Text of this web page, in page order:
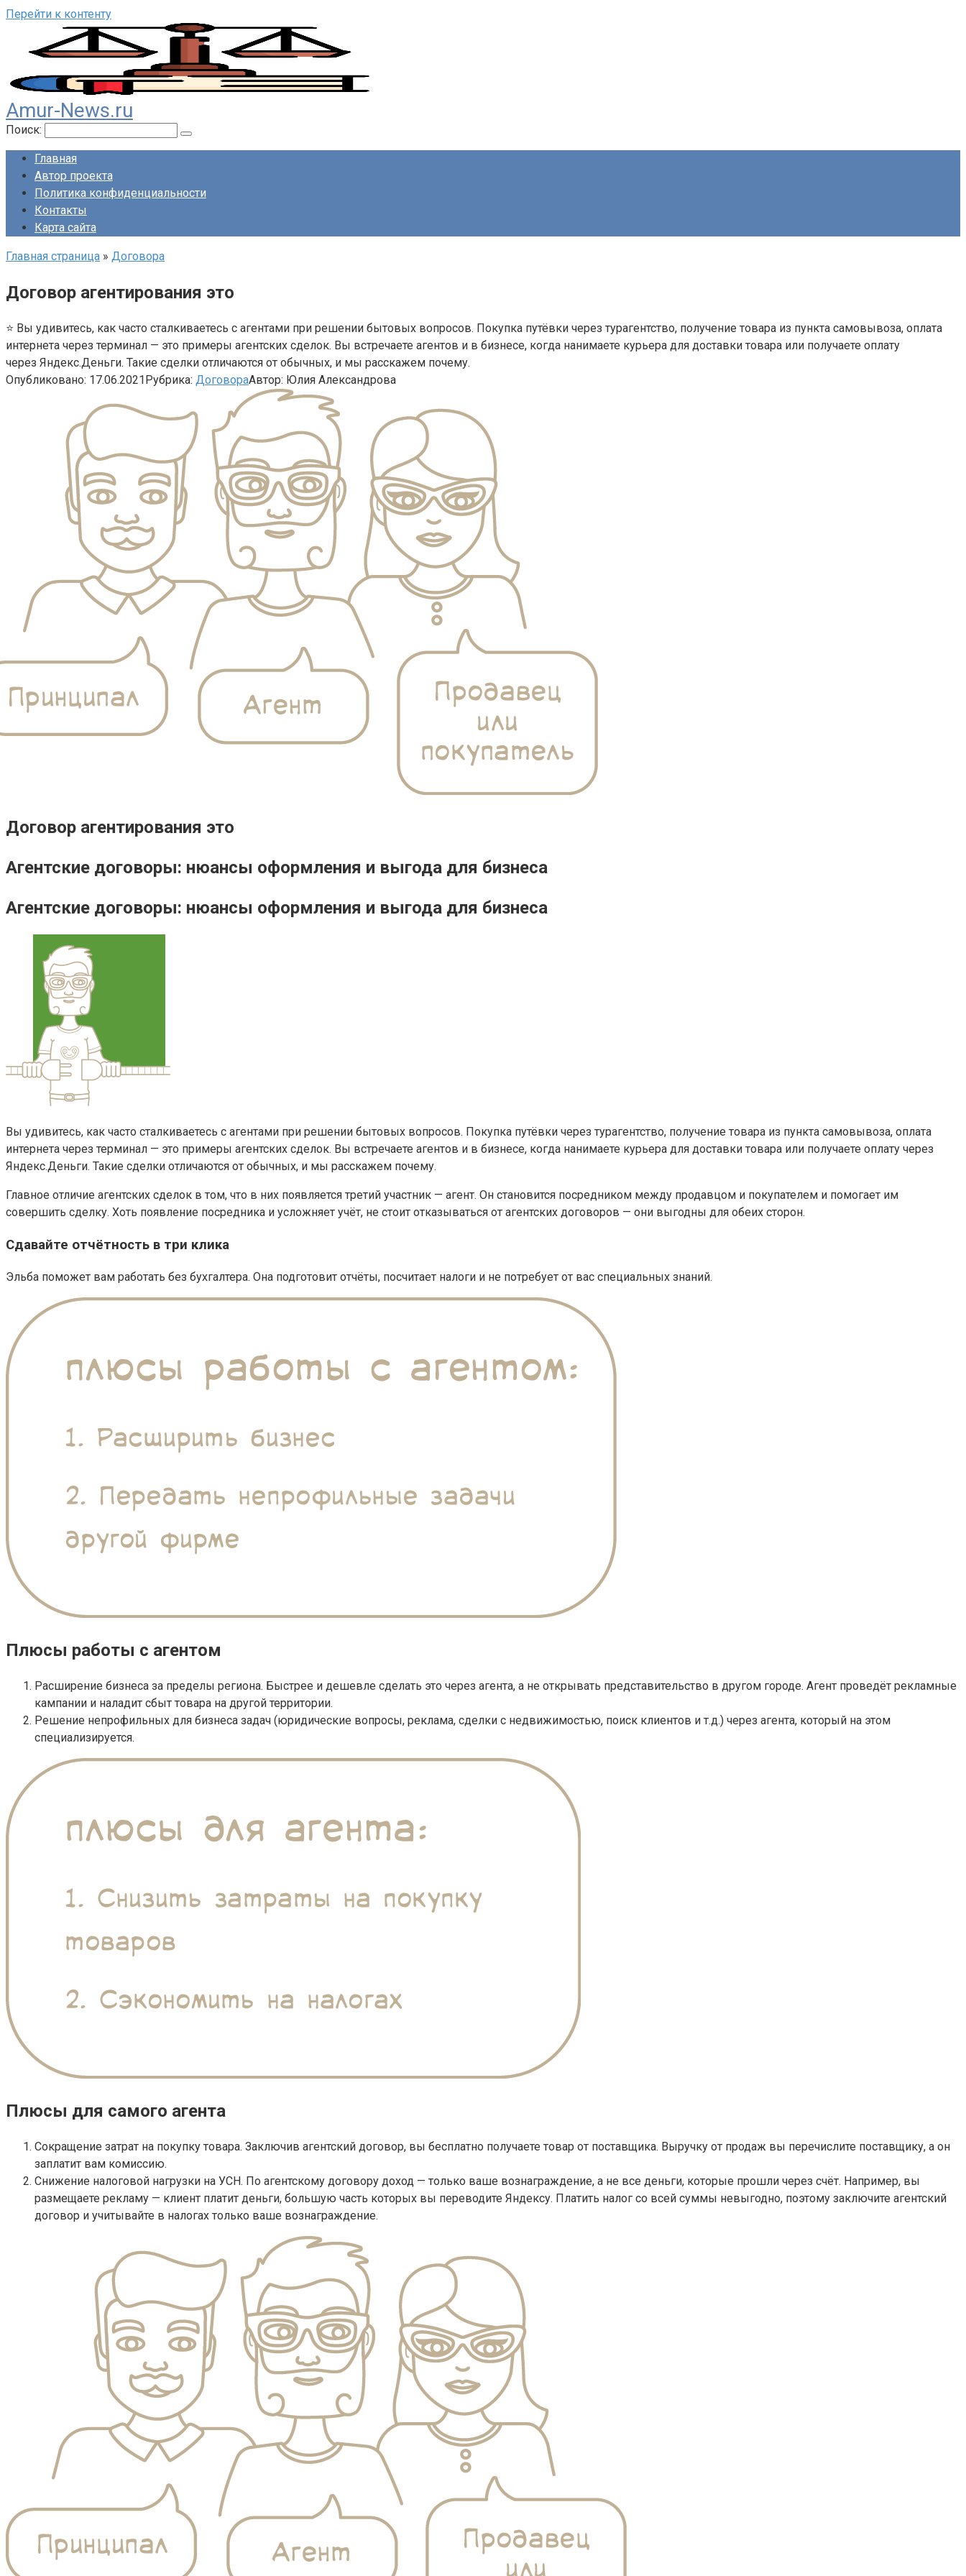
Перейти к контенту
Amur-News.ru
Поиск:
Главная
Автор проекта
Политика конфиденциальности
Контакты
Карта сайта
Главная страница » Договора
Договор агентирования это
⭐ Вы удивитесь, как часто сталкиваетесь с агентами при решении бытовых вопросов. Покупка путёвки через турагентство, получение товара из пункта самовывоза, оплата
интернета через терминал — это примеры агентских сделок. Вы встречаете агентов и в бизнесе, когда нанимаете курьера для доставки товара или получаете оплату
через Яндекс.Деньги. Такие сделки отличаются от обычных, и мы расскажем почему.
Опубликовано: 17.06.2021Рубрика: ДоговораАвтор: Юлия Александрова
Договор агентирования это
Агентские договоры: нюансы оформления и выгода для бизнеса
Агентские договоры: нюансы оформления и выгода для бизнеса
Вы удивитесь, как часто сталкиваетесь с агентами при решении бытовых вопросов. Покупка путёвки через турагентство, получение товара из пункта самовывоза, оплата
интернета через терминал — это примеры агентских сделок. Вы встречаете агентов и в бизнесе, когда нанимаете курьера для доставки товара или получаете оплату через
Яндекс.Деньги. Такие сделки отличаются от обычных, и мы расскажем почему.
Главное отличие агентских сделок в том, что в них появляется третий участник — агент. Он становится посредником между продавцом и покупателем и помогает им
совершить сделку. Хоть появление посредника и усложняет учёт, не стоит отказываться от агентских договоров — они выгодны для обеих сторон.
Сдавайте отчётность в три клика
Эльба поможет вам работать без бухгалтера. Она подготовит отчёты, посчитает налоги и не потребует от вас специальных знаний.
Плюсы работы с агентом
Расширение бизнеса за пределы региона. Быстрее и дешевле сделать это через агента, а не открывать представительство в другом городе. Агент проведёт рекламные
кампании и наладит сбыт товара на другой территории.
Решение непрофильных для бизнеса задач (юридические вопросы, реклама, сделки с недвижимостью, поиск клиентов и т.д.) через агента, который на этом
специализируется.
Плюсы для самого агента
Сокращение затрат на покупку товара. Заключив агентский договор, вы бесплатно получаете товар от поставщика. Выручку от продаж вы перечислите поставщику, а он
заплатит вам комиссию.
Снижение налоговой нагрузки на УСН. По агентскому договору доход — только ваше вознаграждение, а не все деньги, которые прошли через счёт. Например, вы
размещаете рекламу — клиент платит деньги, большую часть которых вы переводите Яндексу. Платить налог со всей суммы невыгодно, поэтому заключите агентский
договор и учитывайте в налогах только ваше вознаграждение.